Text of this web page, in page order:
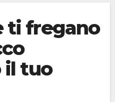
ti fregano
tuo